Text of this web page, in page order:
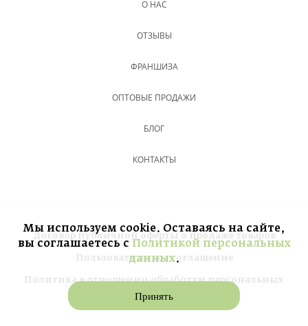
О НАС
ОТЗЫВЫ
ФРАНШИЗА
ОПТОВЫЕ ПРОДАЖИ
БЛОГ
КОНТАКТЫ
Мы используем cookie. Оставаясь на сайте,
вы соглашаетесь с Политикой персональных
данных.
Принять
Договор публичной оферты о продаже товаров
Пользовательское соглашение
Политика в отношении обработки персональных
данных